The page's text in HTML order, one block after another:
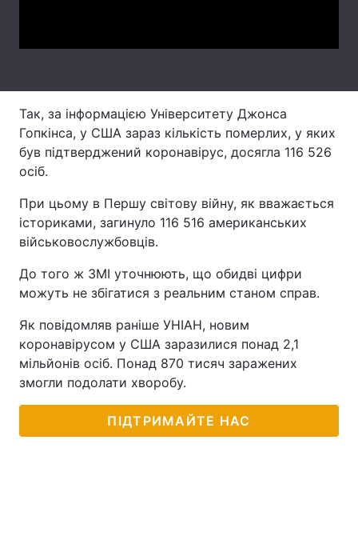
Послуги
Тема оформлення
Так, за інформацією Університету Джонса
Гопкінса, у США зараз кількість померлих, у яких
був підтверджений коронавірус, досягла 116 526
осіб.
При цьому в Першу світову війну, як вважається
істориками, загинуло 116 516 американських
військовослужбовців.
До того ж ЗМІ уточнюють, що обидві цифри
можуть не збігатися з реальним станом справ.
Як повідомляв раніше УНІАН, новим
коронавірусом у США заразилися понад 2,1
мільйонів осіб. Понад 870 тисяч заражених
змогли подолати хворобу.
ПІДТРИМАЙТЕ НАС